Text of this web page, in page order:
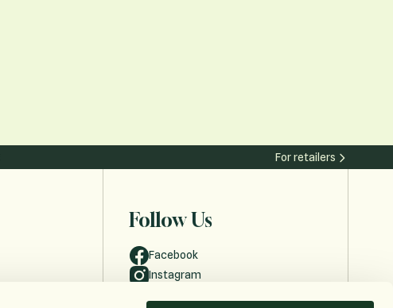
For retailers
Follow Us
Facebook
Instagram